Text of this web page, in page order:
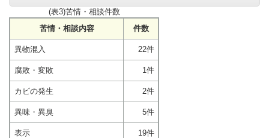
(表3)苦情・相談件数
苦情・相談内容
件数
異物混入 22件
腐敗・変敗 1件
カビの発生 2件
異味・異臭 5件
表示 19件